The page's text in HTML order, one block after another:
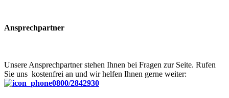
Ansprechpartner
Unsere Ansprechpartner stehen Ihnen bei Fragen zur Seite. Rufen
Sie uns kostenfrei an und wir helfen Ihnen gerne weiter:
0800/2842930